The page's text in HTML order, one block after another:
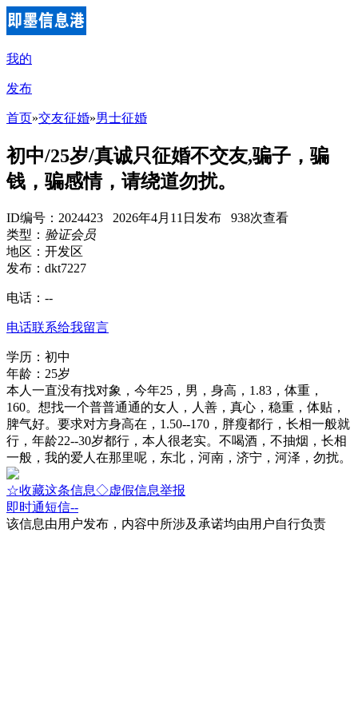
我的
发布
首页»交友征婚»男士征婚
初中/25岁/真诚只征婚不交友,骗子，骗
钱，骗感情，请绕道勿扰。
ID编号：2024423 2026年4月11日发布 938次查看
类型： 验证会员
地区：开发区
发布：dkt7227
电话： --
电话联系给我留言
学历：初中
年龄：25岁
本人一直没有找对象，今年25，男，身高，1.83，体重，
160。想找一个普普通通的女人，人善，真心，稳重，体贴，
脾气好。要求对方身高在，1.50--170，胖瘦都行，长相一般就
行，年龄22--30岁都行，本人很老实。不喝酒，不抽烟，长相
一般，我的爱人在那里呢，东北，河南，济宁，河泽，勿扰。
☆收藏这条信息◇虚假信息举报
即时通短信--
该信息由用户发布，内容中所涉及承诺均由用户自行负责